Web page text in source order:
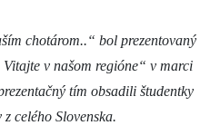
chotárom..“ bol prezentovaný
v našom regióne“ v marci
tím obsadili študentky
celého Slovenska.